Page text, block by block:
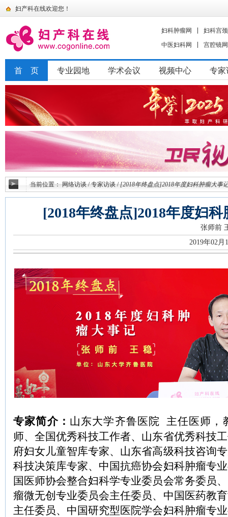
妇产科在线欢迎您！
妇科肿瘤网
妇科宫
中医妇科网
宫腔镜网
首 页 专业园地 学术会议 视频中心 专家
当前位置：网络访谈 / 专家访谈 / [2018年终盘点]2018年度妇科肿瘤大事
[2018年终盘点]2018年度妇
张师前
2019年02月
专家简介： 山东大学齐鲁医院 主任医师，
师、全国优秀科技工作者、山东省优秀科技
府妇女儿童智库专家、山东省高级科技咨询
科技决策库专家、中国抗癌协会妇科肿瘤专
国医师协会整合妇科学专业委员会常务委员
瘤微无创专业委员会主任委员、中国医药教
主任委员、中国研究型医院学会妇科肿瘤专